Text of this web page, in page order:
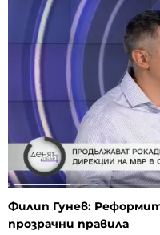
Филип Гунев:
прозрачни правила